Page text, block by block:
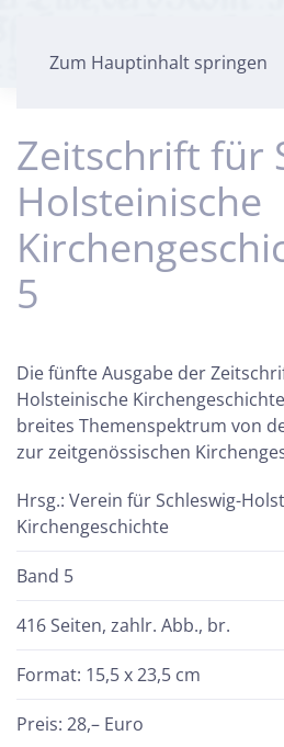
Zum Hauptinhalt springen
Zeitschrift für
Holsteinische
5
Die fünfte Ausgabe der
Holsteinische
breites Themenspektrum von
zur zeitgenössischen
Hrsg.: Verein für Schleswig-
Kirchengeschichte
Band 5
416 Seiten, zahlr. Abb., br.
Format: 15,5 x 23,5 cm
Preis: 28,– Euro